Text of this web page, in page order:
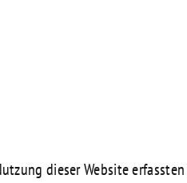
dieser Website